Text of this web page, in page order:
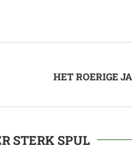
HET ROERIGE
STERK SPUL